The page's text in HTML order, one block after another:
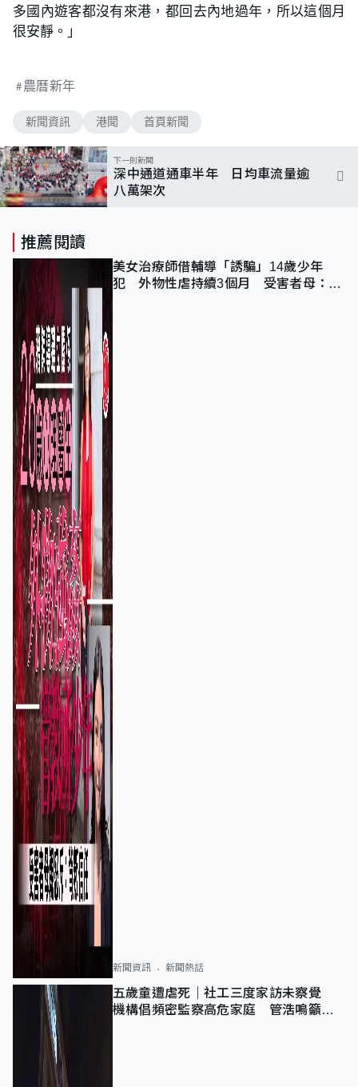
多國內遊客都沒有來港，都回去內地過年，所以這個月
很安靜。」
農曆新年
新聞資訊 港聞 首頁新聞
下一則新聞
深中通道通車半年 日均車流量逾
八萬架次
推薦閱讀
美女治療師借輔導「誘騙」14歲少年
犯 外物性虐持續3個月 受害者母：要
新聞資訊 新聞熱話
五歲童遭虐死｜社工三度家訪未察覺
機構倡頻密監察高危家庭 管浩鳴籲加